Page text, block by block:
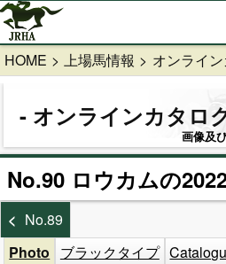
HOME 上場馬情報 オンライ
オンラインカタロ
画像及
No.90 ロウカムの
No.89
Photo
ブラックタイプ